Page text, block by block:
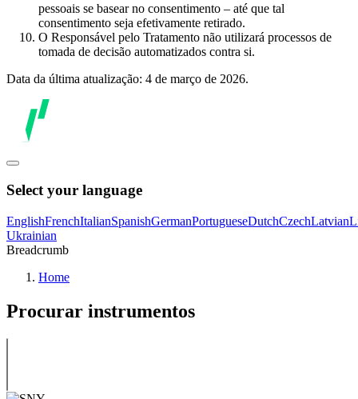
pessoais se basear no consentimento – até que tal
consentimento seja efetivamente retirado.
O Responsável pelo Tratamento não utilizará processos de
tomada de decisão automatizados contra si.
Data da última atualização: 4 de março de 2026.
Select your language
EnglishFrenchItalianSpanishGermanPortugueseDutchCzechLatvian
Ukrainian
Breadcrumb
Home
Procurar instrumentos